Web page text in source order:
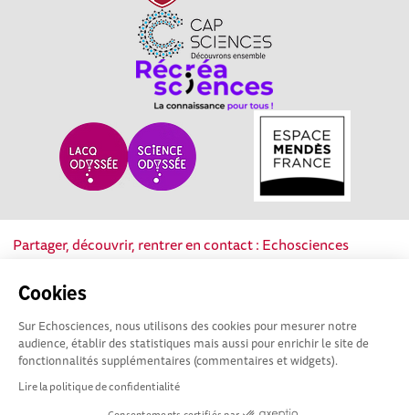
Cookies
Sur Echosciences, nous utilisons des cookies pour mesurer notre
audience, établir des statistiques mais aussi pour enrichir le site de
fonctionnalités supplémentaires (commentaires et widgets).
Lire la politique de confidentialité
Partager, découvrir, rentrer en contact : Echosciences
culture scientifique, technique et industrielle de la région.
Mentions légales|Politique de confidentialité|CGU
|Ligne éditoriale